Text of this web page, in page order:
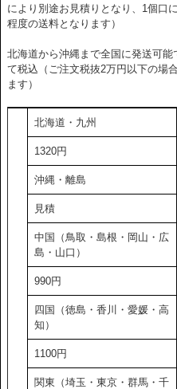
により別途お見積りとなり、1個口
程度の送料となります）
北海道から沖縄まで全国に発送可
て税込（ご注文税抜2万円以下の場
ます）
北海道・九州
1320円
沖縄・離島
見積
中国（鳥取・島根・岡山・広
島・山口）
990円
四国（徳島・香川・愛媛・高
知）
1100円
関東（埼玉・東京・群馬・千